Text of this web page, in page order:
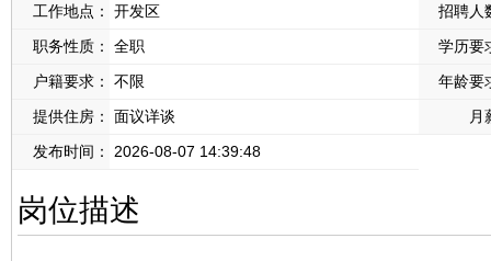
工作地点： 开发区
招聘人
职务性质：
全职
学历要
户籍要求：
不限
年龄要
提供住房：
面议详谈
月
发布时间：
2026-08-07 14:39:48
岗位描述